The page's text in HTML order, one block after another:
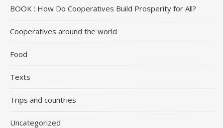
BOOK : How Do Cooperatives Build Prosperity for All?
Cooperatives around the world
Food
Texts
Trips and countries
Uncategorized